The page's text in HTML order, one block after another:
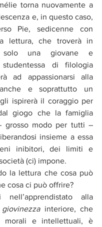
torna nuovamente a
e, in questo caso,
Pie, sedicenne con
lettura, che troverà in
una giovane e
studentessa di filologia
ad appassionarsi alla
e soprattutto un
ispirerà il coraggio per
giogo che la famiglia
grosso modo per tutti –
insieme a essa
inibitori, dei limiti e
(ci) impone.
la lettura che cosa può
cosa ci può offrire?
nell’apprendistato alla
giovinezza interiore, che
morali e intellettuali, è